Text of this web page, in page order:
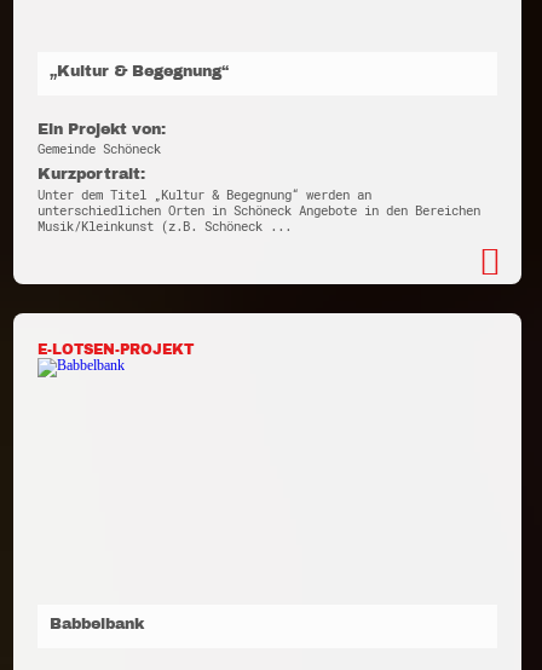
„Kultur & Begegnung“
Ein Projekt von:
Gemeinde Schöneck
Kurzportrait:
Unter dem Titel „Kultur & Begegnung“ werden an
unterschiedlichen Orten in Schöneck Angebote in den Bereichen
Musik/Kleinkunst (z.B. Schöneck ...
E-LOTSEN-PROJEKT
Babbelbank